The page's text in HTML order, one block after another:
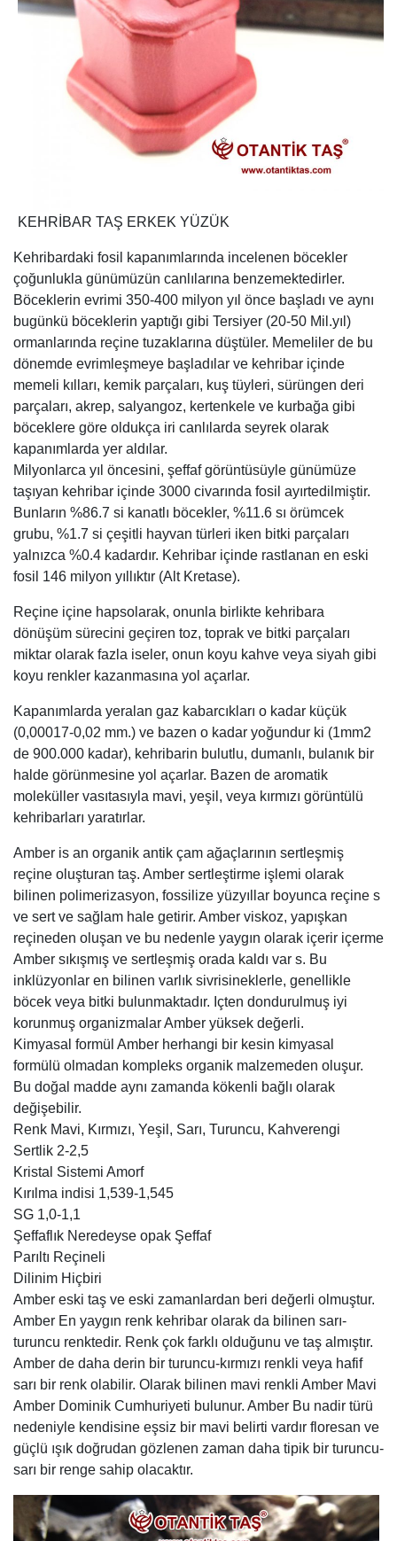
KEHRİBAR TAŞ ERKEK YÜZÜK
Kehribardaki fosil kapanımlarında incelenen böcekler
çoğunlukla günümüzün canlılarına benzemektedirler.
Böceklerin evrimi 350-400 milyon yıl önce başladı ve aynı
bugünkü böceklerin yaptığı gibi Tersiyer (20-50 Mil.yıl)
ormanlarında reçine tuzaklarına düştüler. Memeliler de bu
dönemde evrimleşmeye başladılar ve kehribar içinde
memeli kılları, kemik parçaları, kuş tüyleri, sürüngen deri
parçaları, akrep, salyangoz, kertenkele ve kurbağa gibi
böceklere göre oldukça iri canlılarda seyrek olarak
kapanımlarda yer aldılar.
Milyonlarca yıl öncesini, şeffaf görüntüsüyle günümüze
taşıyan kehribar içinde 3000 civarında fosil ayırtedilmiştir.
Bunların %86.7 si kanatlı böcekler, %11.6 sı örümcek
grubu, %1.7 si çeşitli hayvan türleri iken bitki parçaları
yalnızca %0.4 kadardır. Kehribar içinde rastlanan en eski
fosil 146 milyon yıllıktır (Alt Kretase).
Reçine içine hapsolarak, onunla birlikte kehribara
dönüşüm sürecini geçiren toz, toprak ve bitki parçaları
miktar olarak fazla iseler, onun koyu kahve veya siyah gibi
koyu renkler kazanmasına yol açarlar.
Kapanımlarda yeralan gaz kabarcıkları o kadar küçük
(0,00017-0,02 mm.) ve bazen o kadar yoğundur ki (1mm2
de 900.000 kadar), kehribarin bulutlu, dumanlı, bulanık bir
halde görünmesine yol açarlar. Bazen de aromatik
moleküller vasıtasıyla mavi, yeşil, veya kırmızı görüntülü
kehribarları yaratırlar.
Amber is an organik antik çam ağaçlarının sertleşmiş
reçine oluşturan taş. Amber sertleştirme işlemi olarak
bilinen polimerizasyon, fossilize yüzyıllar boyunca reçine s
ve sert ve sağlam hale getirir. Amber viskoz, yapışkan
reçineden oluşan ve bu nedenle yaygın olarak içerir içerme
Amber sıkışmış ve sertleşmiş orada kaldı var s. Bu
inklüzyonlar en bilinen varlık sivrisineklerle, genellikle
böcek veya bitki bulunmaktadır. Içten dondurulmuş iyi
korunmuş organizmalar Amber yüksek değerli.
Kimyasal formül Amber herhangi bir kesin kimyasal
formülü olmadan kompleks organik malzemeden oluşur.
Bu doğal madde aynı zamanda kökenli bağlı olarak
değişebilir.
Renk Mavi, Kırmızı, Yeşil, Sarı, Turuncu, Kahverengi
Sertlik 2-2,5
Kristal Sistemi Amorf
Kırılma indisi 1,539-1,545
SG 1,0-1,1
Şeffaflık Neredeyse opak Şeffaf
Parıltı Reçineli
Dilinim Hiçbiri
Amber eski taş ve eski zamanlardan beri değerli olmuştur.
Amber En yaygın renk kehribar olarak da bilinen sarı-
turuncu renktedir. Renk çok farklı olduğunu ve taş almıştır.
Amber de daha derin bir turuncu-kırmızı renkli veya hafif
sarı bir renk olabilir. Olarak bilinen mavi renkli Amber Mavi
Amber Dominik Cumhuriyeti bulunur. Amber Bu nadir türü
nedeniyle kendisine eşsiz bir mavi belirti vardır floresan ve
güçlü ışık doğrudan gözlenen zaman daha tipik bir turuncu-
sarı bir renge sahip olacaktır.